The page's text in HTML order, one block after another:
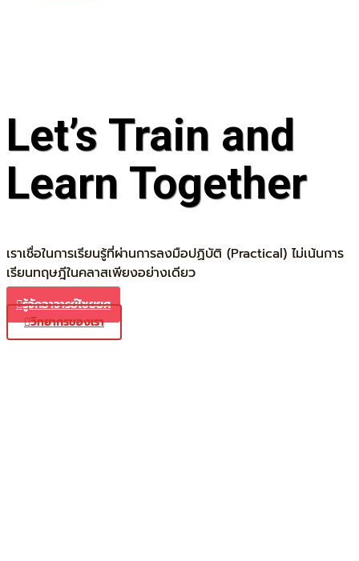
Let’s Train and
Learn Together
เราเชื่อในการเรียนรู้ที่ผ่านการลงมือปฏิบัติ (Practical) ไม่เน้นการ
เรียนทฤษฎีในคลาสเพียงอย่างเดียว
รู้จักอาจารย์ไชยยศ
วิทยากรของเรา